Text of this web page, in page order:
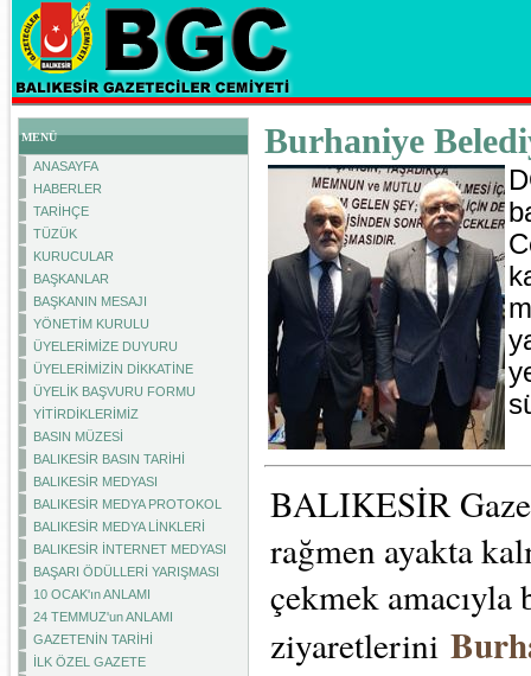
MENÜ
ANASAYFA
HABERLER
TARİHÇE
TÜZÜK
KURUCULAR
BAŞKANLAR
BAŞKANIN MESAJI
YÖNETİM KURULU
ÜYELERİMİZE DUYURU
ÜYELERİMİZİN DİKKATİNE
ÜYELİK BAŞVURU FORMU
YİTİRDİKLERİMİZ
BASIN MÜZESİ
BALIKESİR BASIN TARİHİ
BALIKESİR MEDYASI
BALIKESİR MEDYA PROTOKOL
BALIKESİR MEDYA LİNKLERİ
BALIKESİR İNTERNET MEDYASI
BAŞARI ÖDÜLLERİ YARIŞMASI
10 OCAK'ın ANLAMI
24 TEMMUZ'un ANLAMI
GAZETENİN TARİHİ
İLK ÖZEL GAZETE
Burhaniye
BALIKESİR
rağmen ayakta
çekmek amacıyla
ziyaretlerini